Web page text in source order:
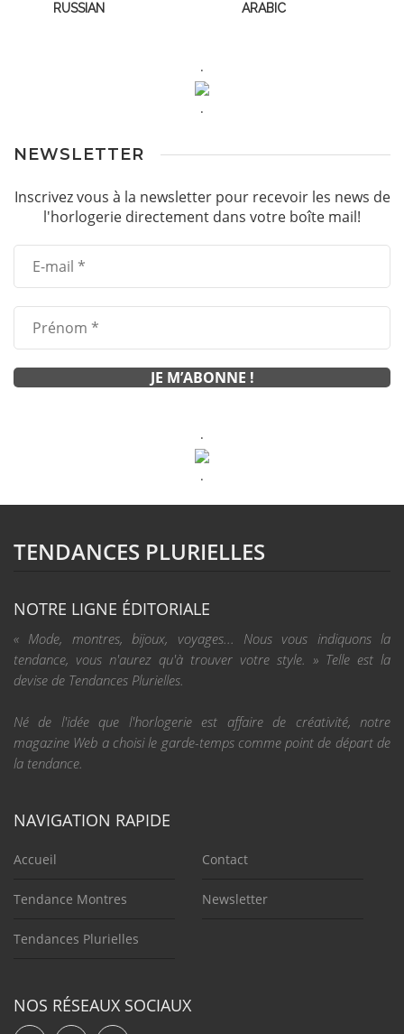
RUSSIAN
ARABIC
.
.
NEWSLETTER
Inscrivez vous à la newsletter pour recevoir les news de
l'horlogerie directement dans votre boîte mail!
.
.
TENDANCES PLURIELLES
NOTRE LIGNE ÉDITORIALE
« Mode, montres, bijoux, voyages... Nous vous indiquons la
tendance, vous n'aurez qu'à trouver votre style. » Telle est la
devise de Tendances Plurielles.
Né de l'idée que l'horlogerie est affaire de créativité, notre
magazine Web a choisi le garde-temps comme point de départ de
la tendance.
NAVIGATION RAPIDE
Accueil
Tendance Montres
Tendances Plurielles
Contact
Newsletter
NOS RÉSEAUX SOCIAUX